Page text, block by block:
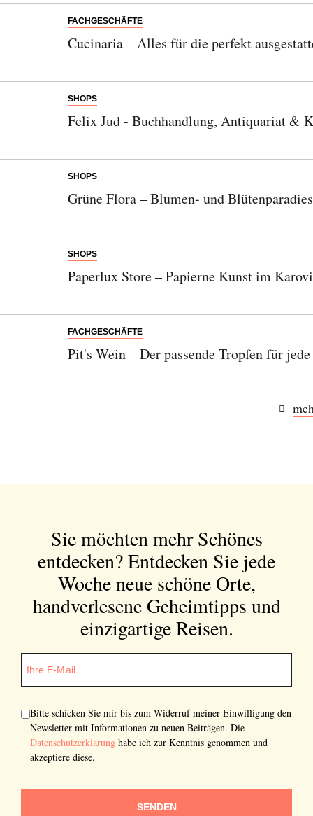
FACHGESCHÄFTE
Cucinaria – Alles für die perfekt
SHOPS
Felix Jud - Buchhandlung, Antiquariat &
SHOPS
Grüne Flora – Blumen- und
SHOPS
Paperlux Store – Papierne Kunst im
FACHGESCHÄFTE
Pit's Wein – Der passende Tropfen für
Sie möchten mehr Schönes
entdecken?Entdecken Sie jede
Woche neue schöne Orte,
handverlesene Geheimtipps und
einzigartige Reisen.
Bitte schicken Sie mir bis zum Widerruf meiner Einwilligung den
Newsletter mit Informationen zu neuen Beiträgen. Die
Datenschutzerklärung habe ich zur Kenntnis genommen und
akzeptiere diese.
SENDEN